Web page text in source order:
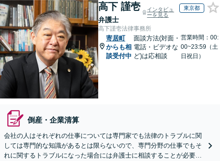
高下 謹壱
弁護士
インタビュ
ーを見る
東京都
高下謹壱法律事務所
寄居町
からも相
談受付中
面談方法(対面・
電話・ビデオな
ど)は応相談
営業時間：00:
00~23:59（土
日祝日）
倒産・企業清算
会社の人はそれぞれの仕事については専門家でも法律のトラブルに関
しては専門的な知識があるとは限らないので、専門分野の仕事でもそ
れに関するトラブルになった場合には弁護士に相談することが必要不